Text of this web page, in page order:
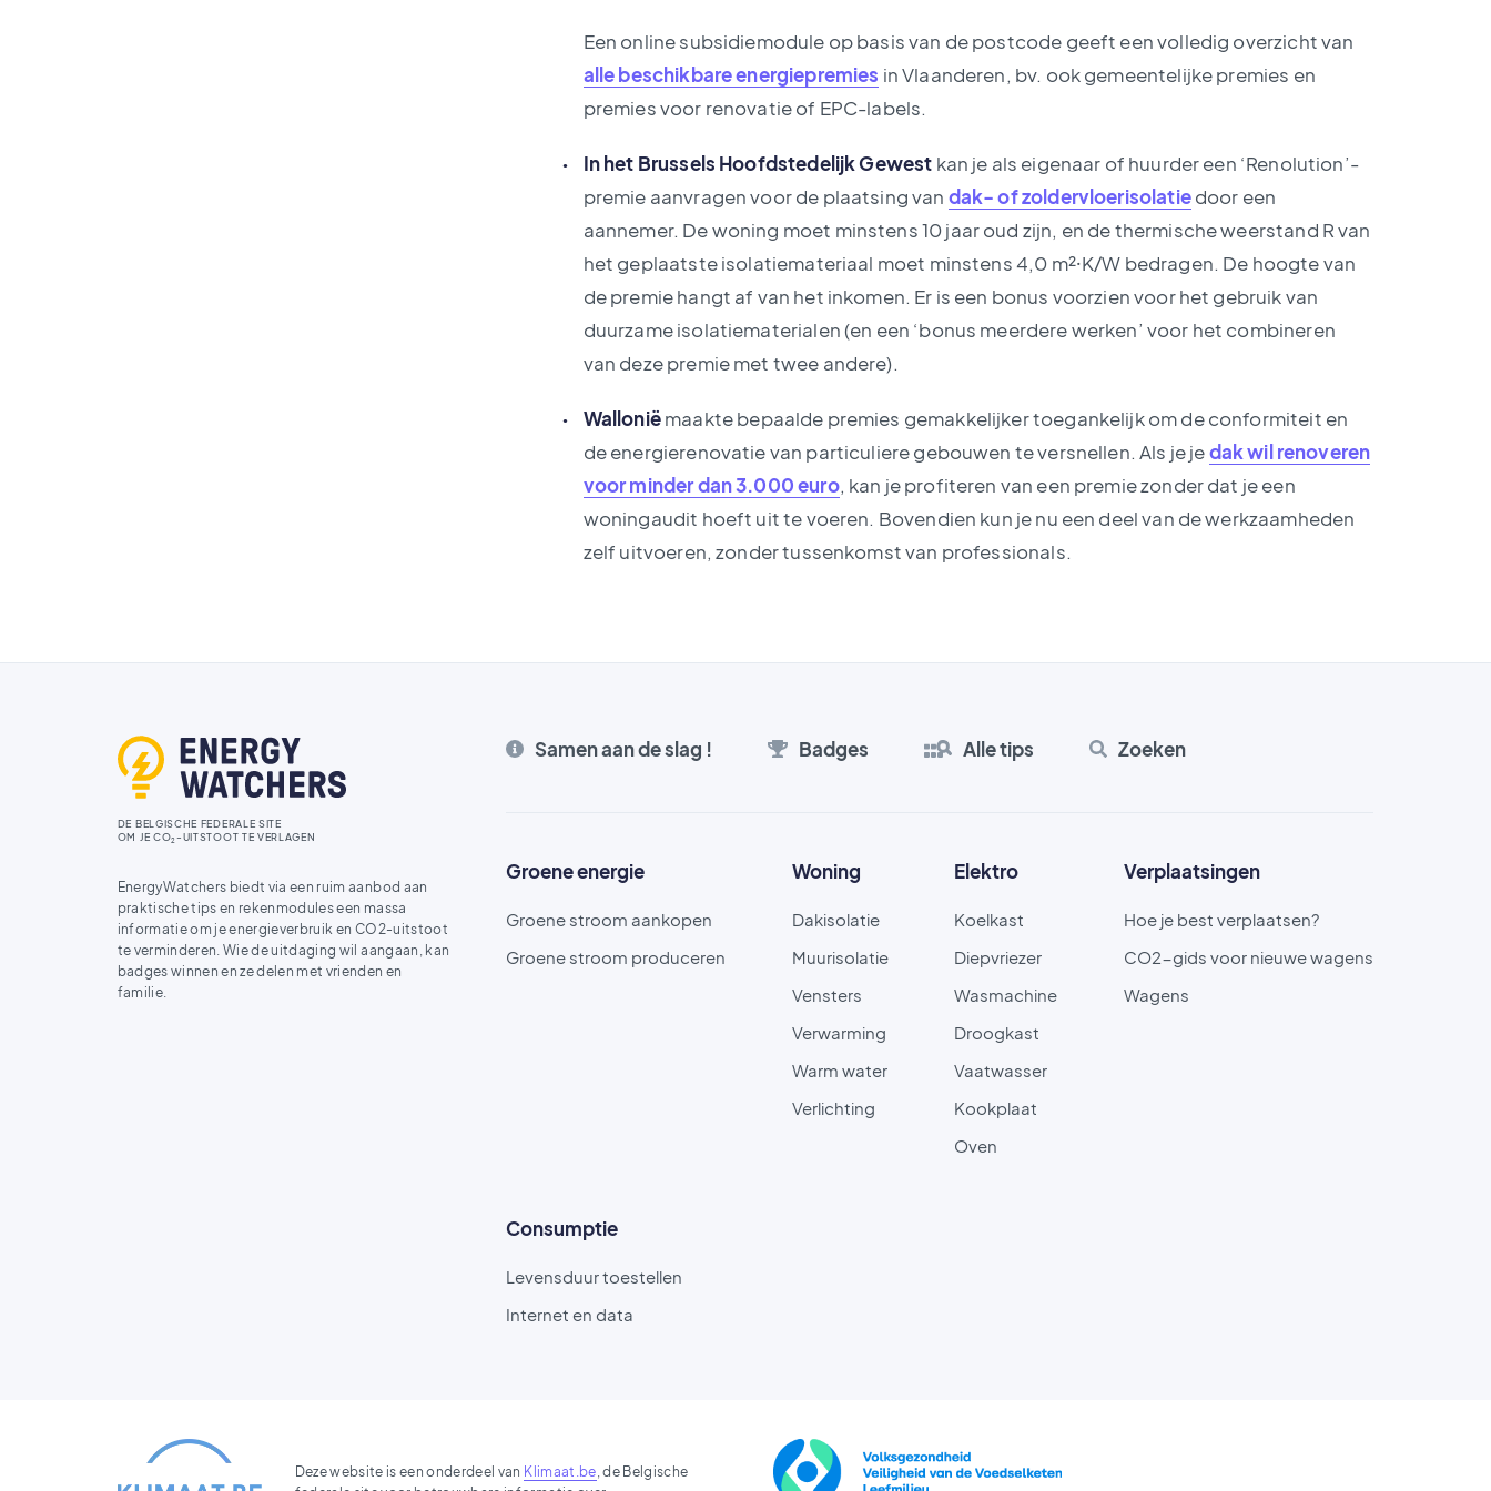
Een online subsidiemodule op basis van de postcode geeft een volledig overzicht van
alle beschikbare energiepremies in Vlaanderen, bv. ook gemeentelijke premies en
premies voor renovatie of EPC-labels.
In het Brussels Hoofdstedelijk Gewest kan je als eigenaar of huurder een ‘Renolution’-
premie aanvragen voor de plaatsing van dak- of zoldervloerisolatiedoor een
aannemer. De woning moet minstens 10 jaar oud zijn, en de thermische weerstand R van
het geplaatste isolatiemateriaal moet minstens 4,0 m²⸱K/W bedragen. De hoogte van
de premie hangt af van het inkomen. Er is een bonus voorzien voor het gebruik van
duurzame isolatiematerialen (en een ‘bonus meerdere werken’ voor het combineren
van deze premie met twee andere).
Walloniëmaakte bepaalde premies gemakkelijker toegankelijk om de conformiteit en
de energierenovatie van particuliere gebouwen te versnellen. Als je jedak wil renoveren
voor minder dan 3.000 euro, kan je profiteren van een premie zonder dat je een
woningaudit hoeft uit te voeren. Bovendien kun je nu een deel van de werkzaamheden
zelf uitvoeren, zonder tussenkomst van professionals.
DE BELGISCHE FEDERALE SITE
OM JE CO2 -UITSTOOT TE VERLAGEN
EnergyWatchers biedt via een ruim aanbod aan
praktische tips en rekenmodules een massa
informatie om je energieverbruik en CO2-uitstoot
te verminderen. Wie de uitdaging wil aangaan, kan
badges winnen en ze delen met vrienden en
familie.
Samen aan de slag ! Badges Alle tips Zoeken
Groene energie
Groene stroom aankopen
Groene stroom produceren
Woning
Dakisolatie
Muurisolatie
Vensters
Verwarming
Warm water
Verlichting
Elektro
Koelkast
Diepvriezer
Wasmachine
Droogkast
Vaatwasser
Kookplaat
Oven
Verplaatsingen
Hoe je best verplaatsen?
CO2-gids voor nieuwe wagens
Wagens
Consumptie
Levensduur toestellen
Internet en data
Deze website is een onderdeel van Klimaat.be, de Belgische